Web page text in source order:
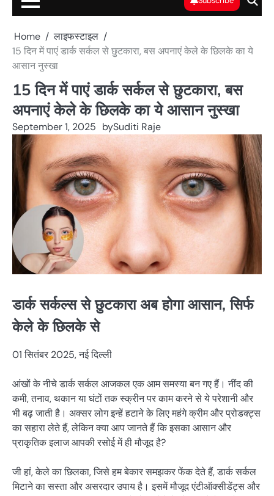
Home
लाइफस्टाइल
15 दिन में पाएं डार्क सर्कल से छुटकारा, बस अपनाएं केले के छिलके का ये
आसान नुस्खा
15 दिन में पाएं डार्क सर्कल से छुटकारा, बस
अपनाएं केले के छिलके का ये आसान नुस्खा
September 1, 2025 bySuditi Raje
डार्क सर्कल्स से छुटकारा अब होगा आसान, सिर्फ
केले के छिलके से
01 सितंबर 2025, नई दिल्ली
आंखों के नीचे डार्क सर्कल आजकल एक आम समस्या बन गए हैं। नींद की
कमी, तनाव, थकान या घंटों तक स्क्रीन पर काम करने से ये परेशानी और
भी बढ़ जाती है। अक्सर लोग इन्हें हटाने के लिए महंगे क्रीम और प्रोडक्ट्स
का सहारा लेते हैं, लेकिन क्या आप जानते हैं कि इसका आसान और
प्राकृतिक इलाज आपकी रसोई में ही मौजूद है?
जी हां, केले का छिलका, जिसे हम बेकार समझकर फेंक देते हैं, डार्क सर्कल
मिटाने का सस्ता और असरदार उपाय है। इसमें मौजूद एंटीऑक्सीडेंट्स और